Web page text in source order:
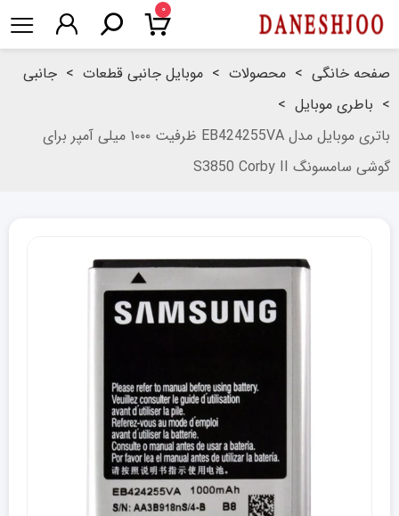
۰
صفحه خانگی > محصولات > موبایل جانبی قطعات > جانبی
> باطری موبایل >
باتری موبایل مدل EB424255VA ظرفیت ۱۰۰۰ میلی آمپر برای
گوشی سامسونگ S3850 Corby II